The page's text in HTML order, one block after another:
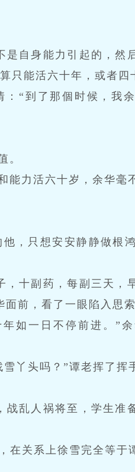
自身能力引起的，然
能活六十年，或者四
“到了那個时候，我
。
力活六十岁，余华毫
，只想安安静静做根
十副药，每副三天，
前，看了一眼陷入思
如一日不停前进。”
丫头吗？”谭老挥了挥
乱人祸将至，学生准
在关系上徐雪完全等于